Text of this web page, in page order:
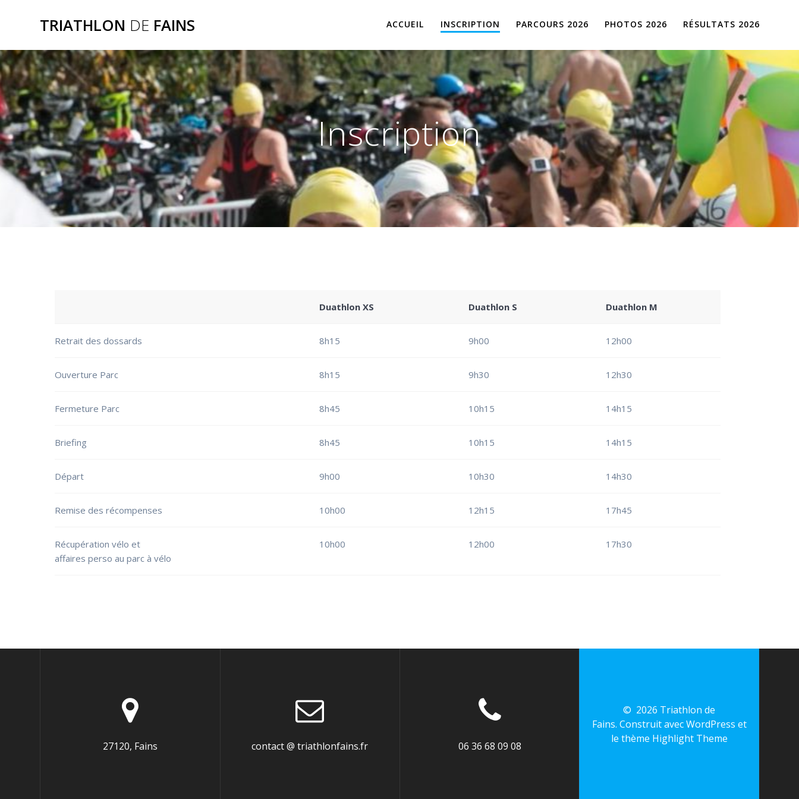
TRIATHLON DE FAINS ACCUEIL INSCRIPTION PARCOURS 2026 PHOTOS 2026 RÉSULTATS 2026
Inscription
Duathlon XS Duathlon S Duathlon M
Retrait des dossards 8h15 9h00 12h00
Ouverture Parc 8h15 9h30 12h30
Fermeture Parc 8h45 10h15 14h15
Briefing 8h45 10h15 14h15
Départ 9h00 10h30 14h30
Remise des récompenses 10h00 12h15 17h45
Récupération vélo et
affaires perso au parc à vélo
10h00 12h00 17h30
27120, Fains contact @ triathlonfains.fr 06 36 68 09 08
© 2026 Triathlon de
Fains. Construit avec WordPress et
le thème Highlight Theme